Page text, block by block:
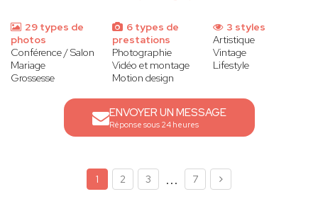
29 types de
photos
Conférence / Salon
Mariage
Grossesse
6 types de
prestations
Photographie
Vidéo et montage
Motion design
3 styles
Artistique
Vintage
Lifestyle
ENVOYER UN MESSAGE
Réponse sous 24 heures
1 2 3 ... 7